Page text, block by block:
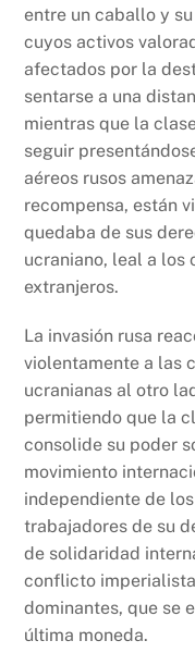
entre un caballo y
cuyos activos
afectados por la
sentarse a una
mientras que la
seguir
aéreos rusos
recompensa, están
quedaba de sus
ucraniano, leal a los
extranjeros.
La invasión rusa
violentamente a las
ucranianas al otro
permitiendo que la
consolide su poder
movimiento
independiente de
trabajadores de su
de solidaridad
conflicto
dominantes, que se
última moneda.